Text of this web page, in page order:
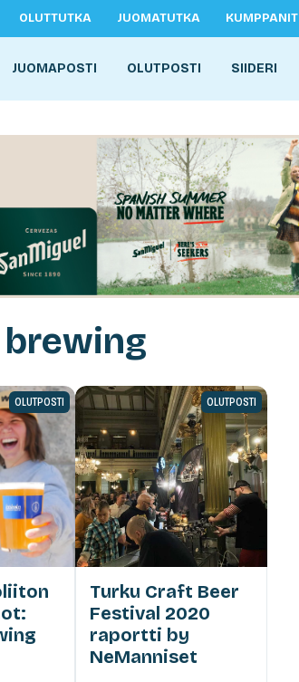
OLUTTUTKA JUOMATUTKA KUMPPANIT
JUOMAPOSTI OLUTPOSTI SIIDERI
brewing
OLUTPOSTI OLUTPOSTI
Turku Craft Beer
Festival 2020
raportti by
NeManniset